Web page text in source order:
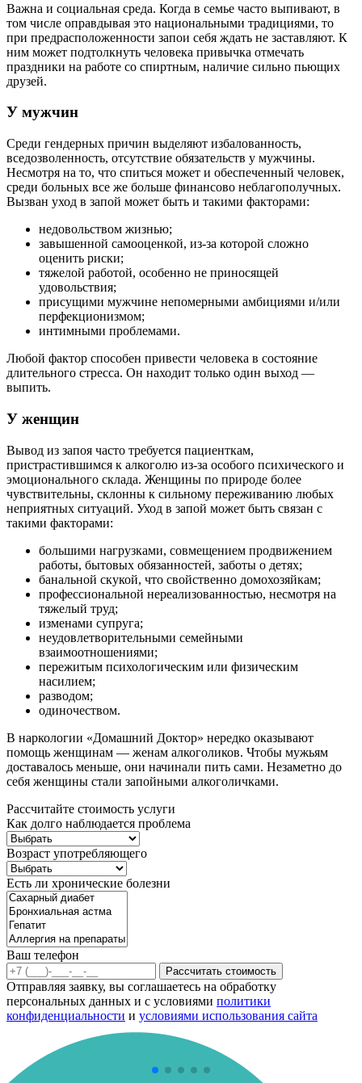
Важна и социальная среда. Когда в семье часто выпивают, в
том числе оправдывая это национальными традициями, то
при предрасположенности запои себя ждать не заставляют. К
ним может подтолкнуть человека привычка отмечать
праздники на работе со спиртным, наличие сильно пьющих
друзей.
У мужчин
Среди гендерных причин выделяют избалованность,
вседозволенность, отсутствие обязательств у мужчины.
Несмотря на то, что спиться может и обеспеченный человек,
среди больных все же больше финансово неблагополучных.
Вызван уход в запой может быть и такими факторами:
недовольством жизнью;
завышенной самооценкой, из-за которой сложно
оценить риски;
тяжелой работой, особенно не приносящей
удовольствия;
присущими мужчине непомерными амбициями и/или
перфекционизмом;
интимными проблемами.
Любой фактор способен привести человека в состояние
длительного стресса. Он находит только один выход —
выпить.
У женщин
Вывод из запоя часто требуется пациенткам,
пристрастившимся к алкоголю из-за особого психического и
эмоционального склада. Женщины по природе более
чувствительны, склонны к сильному переживанию любых
неприятных ситуаций. Уход в запой может быть связан с
такими факторами:
большими нагрузками, совмещением продвижением
работы, бытовых обязанностей, заботы о детях;
банальной скукой, что свойственно домохозяйкам;
профессиональной нереализованностью, несмотря на
тяжелый труд;
изменами супруга;
неудовлетворительными семейными
взаимоотношениями;
пережитым психологическим или физическим
насилием;
разводом;
одиночеством.
В наркологии «Домашний Доктор» нередко оказывают
помощь женщинам — женам алкоголиков. Чтобы мужьям
доставалось меньше, они начинали пить сами. Незаметно до
себя женщины стали запойными алкоголичками.
Рассчитайте стоимость услуги
Как долго наблюдается проблема
Возраст употребляющего
Есть ли хронические болезни
Ваш телефон
Рассчитать стоимость
Отправляя заявку, вы соглашаетесь на обработку
персональных данных и с условиями политики
конфиденциальности и условиями использования сайта